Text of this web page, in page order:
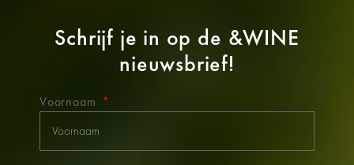
Schrijf je in op de &WINE
nieuwsbrief!
Voornaam